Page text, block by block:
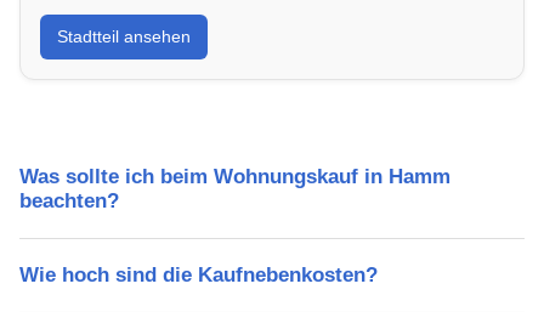
Erfahre mehr über deinen Stadtteil in Hamm:
Lebensqualität, Verkehrsanbindung, Schulen,
Freizeitmöglichkeiten und Mietpreise.
Stadtteil ansehen
Was sollte ich beim Wohnungskauf in Hamm
beachten?
Wie hoch sind die Kaufnebenkosten?